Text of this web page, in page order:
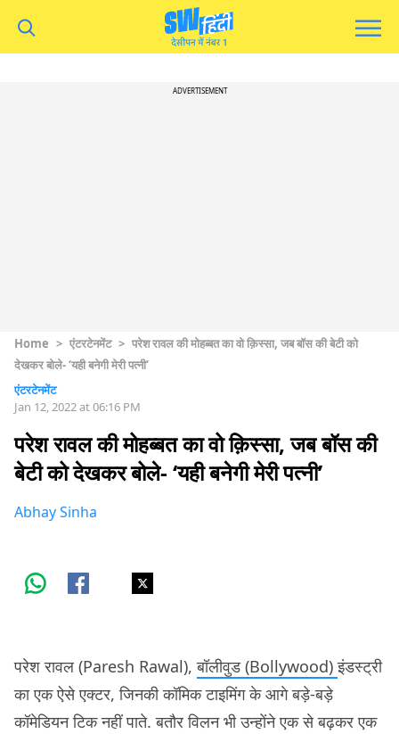
ADVERTISEMENT
Home > एंटरटेनमेंट > परेश रावल की मोहब्बत का वो क़िस्सा, जब बॉस की बेटी को
देखकर बोले- ‘यही बनेगी मेरी पत्नी’
एंटरटेनमेंट
Jan 12, 2022 at 06:16 PM
परेश रावल की मोहब्बत का वो क़िस्सा, जब बॉस की
बेटी को देखकर बोले- ‘यही बनेगी मेरी पत्नी’
Abhay Sinha
परेश रावल (Paresh Rawal),बॉलीवुड (Bollywood)इंडस्ट्री
का एक ऐसे एक्टर, जिनकी कॉमिक टाइमिंग के आगे बड़े-बड़े
कॉमेडियन टिक नहीं पाते. बतौर विलन भी उन्होंने एक से बढ़कर एक